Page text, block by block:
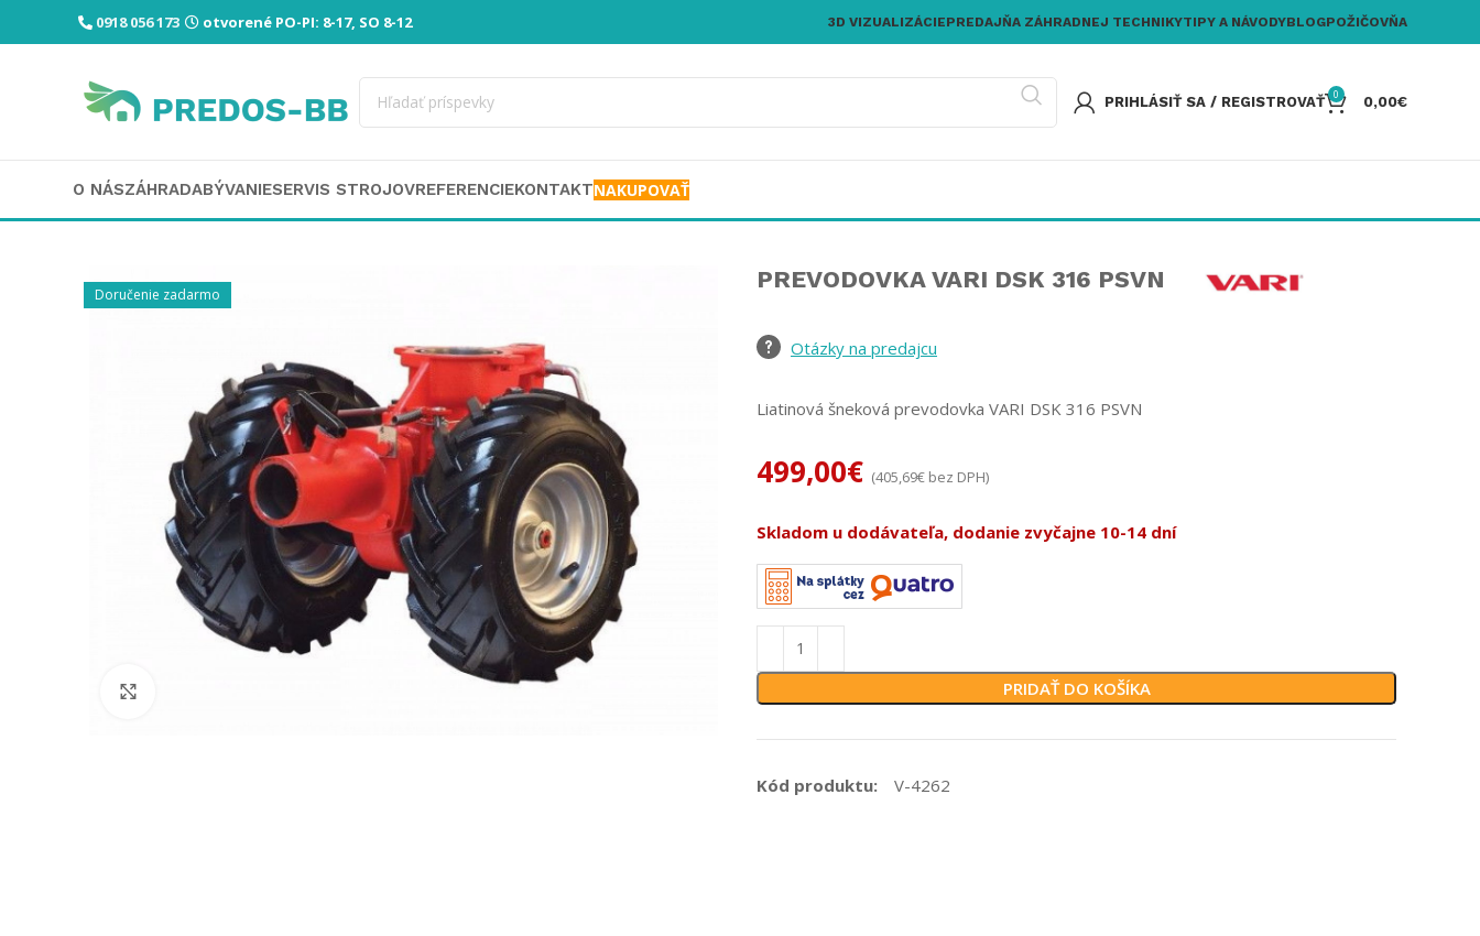
0918 056 173 otvorené PO-PI: 8-17, SO 8-12 3D VIZUALIZÁCIEPREDAJŇA ZÁHRADNEJ TECHNIKYTIPY A NÁVODYBLOGPOŽIČOVŇA
PRIHLÁSIŤ SA / REGISTROVAŤ 0 0,00€
O NÁSZÁHRADABÝVANIESERVIS STROJOVREFERENCIEKONTAKTNAKUPOVAŤ
Doručenie zadarmo
PREVODOVKA VARI DSK 316 PSVN
Otázky na predajcu
Liatinová šneková prevodovka VARI DSK 316 PSVN
499,00€ (405,69€ bez DPH)
Skladom u dodávateľa, dodanie zvyčajne 10-14 dní
PRIDAŤ DO KOŠÍKA
Kód produktu: V-4262